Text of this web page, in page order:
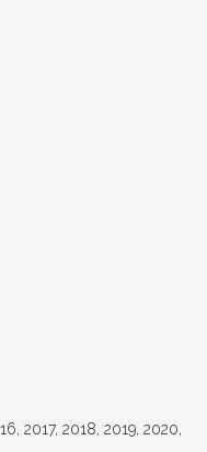
2017, 2018, 2019, 2020,